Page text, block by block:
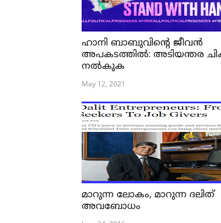
ഹാനി ബാബുവിന്റെ ജീവൻ
അപകടത്തിൽ: അടിയന്തര
നൽകുക
May 12, 2021
മാറുന്ന ലോകം, മാറുന്ന ദലിത്
അവബോധം